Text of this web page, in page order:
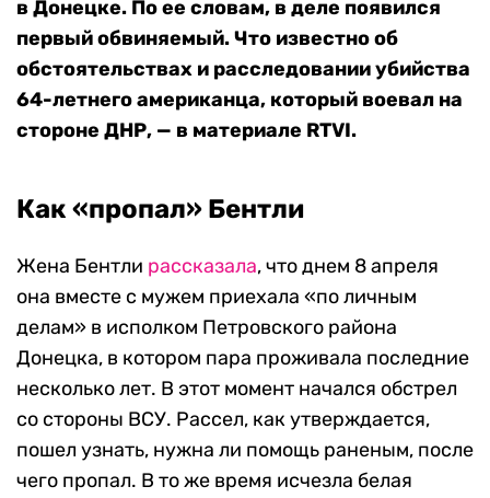
в Донецке. По ее словам, в деле появился
первый обвиняемый. Что известно об
обстоятельствах и расследовании убийства
64-летнего американца, который воевал на
стороне ДНР, — в материале RTVI.
Как «пропал» Бентли
Жена Бентли рассказала, что днем 8 апреля
она вместе с мужем приехала «по личным
делам» в исполком Петровского района
Донецка, в котором пара проживала последние
несколько лет. В этот момент начался обстрел
со стороны ВСУ. Рассел, как утверждается,
пошел узнать, нужна ли помощь раненым, после
чего пропал. В то же время исчезла белая